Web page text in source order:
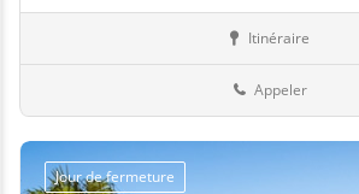
Itinéraire
Appeler
Jour de fermeture